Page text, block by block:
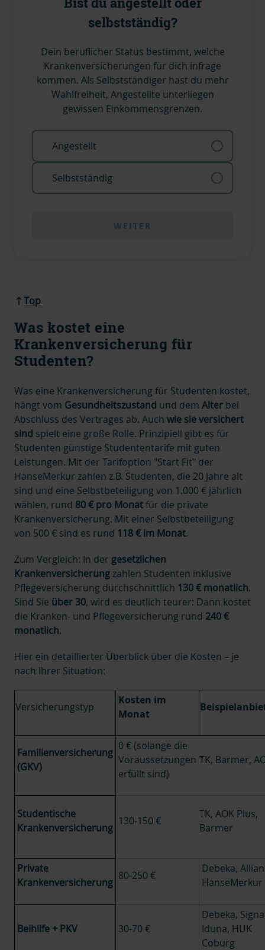
selbstständig?
Dein beruflicher Status bestimmt, welche
Krankenversicherungen für dich infrage
kommen. Als Selbstständiger hast du mehr
Wahlfreiheit, Angestellte unterliegen
gewissen Einkommensgrenzen.
Angestellt
Selbstständig
WEITER
Top
Was kostet eine
Krankenversicherung für
Studenten?
Was eine Krankenversicherung für Studenten kostet,
hängt vom Gesundheitszustand und dem Alter bei
Abschluss des Vertrages ab. Auch wie sie versichert
sind spielt eine große Rolle. Prinzipiell gibt es für
Studenten günstige Studententarife mit guten
Leistungen. Mit der Tarifoption "Start Fit" der
HanseMerkur zahlen z.B. Studenten, die 20 Jahre alt
sind und eine Selbstbeteiligung von 1.000 € jährlich
wählen, rund 80 € pro Monatfür die private
Krankenversicherung. Mit einer Selbstbeteiligung
von 500 € sind es rund 118 € im Monat.
Zum Vergleich: In der gesetzlichen
Krankenversicherung zahlen Studenten inklusive
Pflegeversicherung durchschnittlich 130 € monatlich.
Sind Sie über 30, wird es deutlich teurer: Dann kostet
die Kranken- und Pflegeversicherung rund 240 €
monatlich.
Hier ein detaillierter Überblick über die Kosten – je
nach Ihrer Situation:
Versicherungstyp
Kosten im
Monat
Familienversicherung
(GKV)
0 € (solange die
Voraussetzungen
erfüllt sind)
TK, Barmer,
Studentische
Krankenversicherung
130-150 €
TK, AOK Plus,
Barmer
Private
Krankenversicherung
80-250 €
Debeka,
HanseMerkur
Beihilfe + PKV 30-70 €
Debeka,
Iduna, HUK
Coburg